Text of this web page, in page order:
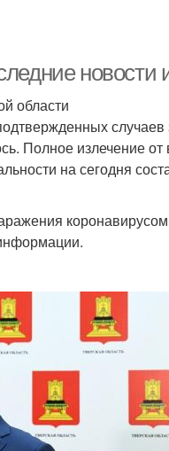
новости
области
Полное излечение от
на сегодня